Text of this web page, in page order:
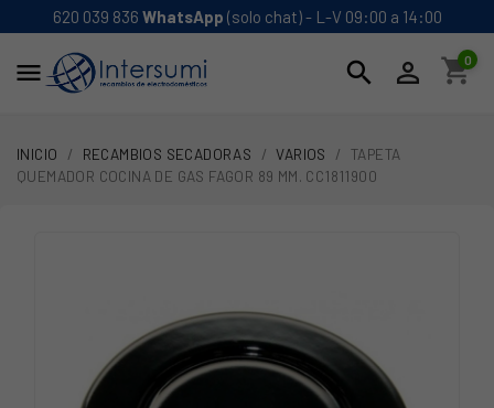
620 039 836 WhatsApp (solo chat) - L-V 09:00 a 14:00
 search  shopping_cart
0
INICIO RECAMBIOS SECADORAS VARIOS
TAPETA
QUEMADOR COCINA DE GAS FAGOR 89 MM. CC1811900